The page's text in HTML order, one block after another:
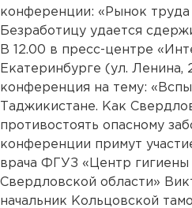
конференции: «Рынок труда
Безработицу удается
В 12.00 в пресс-центре
Екатеринбурге (ул. Ленина,
конференция на тему:
Таджикистане. Как
противостоять опасному
конференции примут
врача ФГУЗ «Центр гигиены
Свердловской области»
начальник Кольцовской